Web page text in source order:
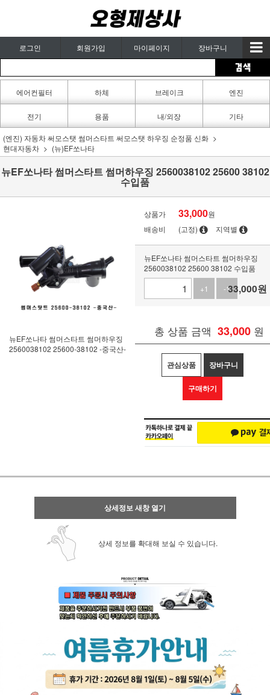
로그인 회원가입 마이페이지 장바구니
에어컨필터
카페인트
하체 브레이크 엔진
전기 용품 내/외장 기타
(엔진) 자동차 써모스탯 썸머스타트 써모스탯 하우징 순정품 신화
현대자동차
(뉴)EF쏘나타
뉴EF쏘나타 썸머스타트 썸머하우징 2560038102 25600 38102
수입품
뉴EF쏘나타 썸머스타트 썸머하우징
2560038102 25600-38102 -중국산-
상품가 33,000원
배송비
(고정) 지역별
뉴EF쏘나타 썸머스타트 썸머하우징
2560038102 25600 38102 수입품
+1
-133,000원
총 상품 금액 33,000 원
관심상품 장바구니
구매하기
상세정보 새창 열기
상세 정보를 확대해 보실 수 있습니다.